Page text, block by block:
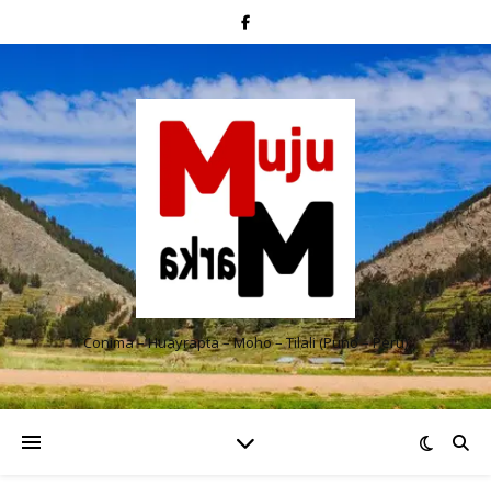
Conima – Huayrapta – Moho – Tilali (Puno – Perú)